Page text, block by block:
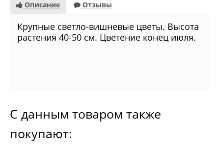
Описание Отзывы
Крупные светло-вишневые цветы. Высота
растения 40-50 см. Цветение конец июля.
С данным товаром также
покупают: